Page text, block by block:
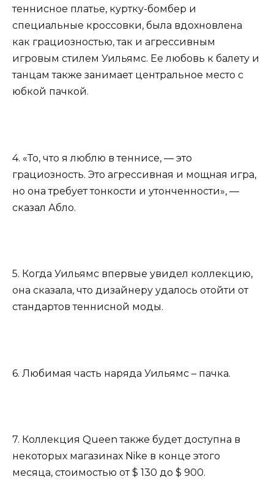
теннисное платье, куртку-бомбер и
специальные кроссовки, была вдохновлена
как грациозностью, так и агрессивным
игровым стилем Уильямс. Ее любовь к балету и
танцам также занимает центральное место с
юбкой пачкой.
4. «То, что я люблю в теннисе, — это
грациозность. Это агрессивная и мощная игра,
но она требует тонкости и утонченности», —
сказал Абло.
5. Когда Уильямс впервые увидел коллекцию,
она сказала, что дизайнеру удалось отойти от
стандартов теннисной моды.
6. Любимая часть наряда Уильямс – пачка.
7. Коллекция Queen также будет доступна в
некоторых магазинах Nike в конце этого
месяца, стоимостью от $ 130 до $ 900.